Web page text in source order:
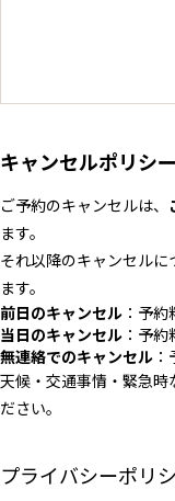
キャンセルポリシー
ご予約のキャンセルは、
ます。
それ以降のキャンセル
ます。
前日のキャンセル ：予
当日のキャンセル ：予
無連絡でのキャンセル
天候・交通事情・緊急時
ださい。
プライバシーポリ